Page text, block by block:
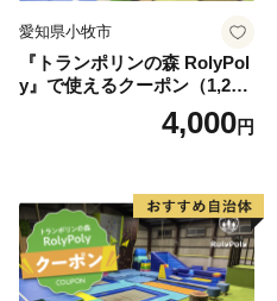
愛知県小牧市
『トランポリンの森 RolyPol
y』で使えるクーポン（1,200
4,000円